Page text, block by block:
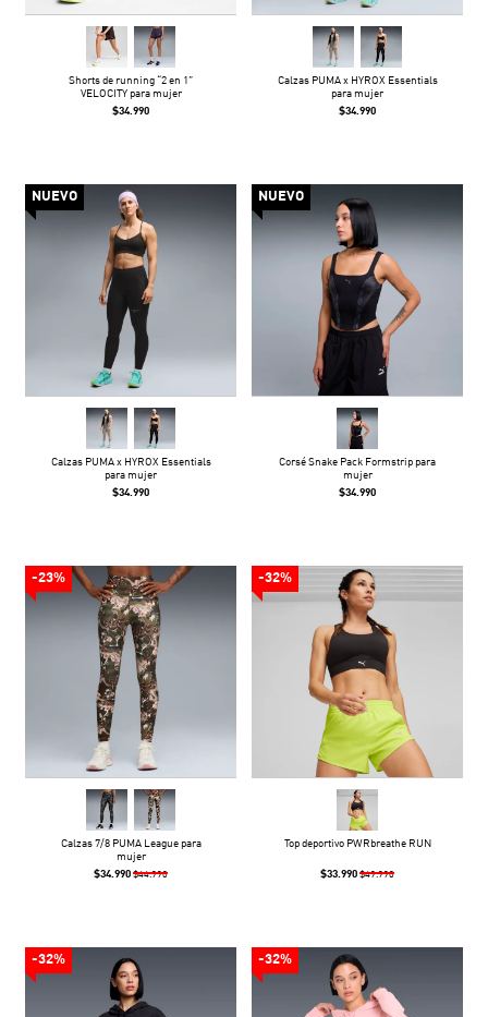
Shorts de running “2 en 1”
VELOCITY para mujer
$34.990
Calzas PUMA x HYROX Essentials
para mujer
$34.990
NUEVO
Calzas PUMA x HYROX Essentials
para mujer
$34.990
NUEVO
Corsé Snake Pack Formstrip para
mujer
$34.990
-23%
Calzas 7/8 PUMA League para
mujer
$34.990 $44.990
-32%
Top deportivo PWRbreathe RUN
$33.990 $49.990
-32% -32%